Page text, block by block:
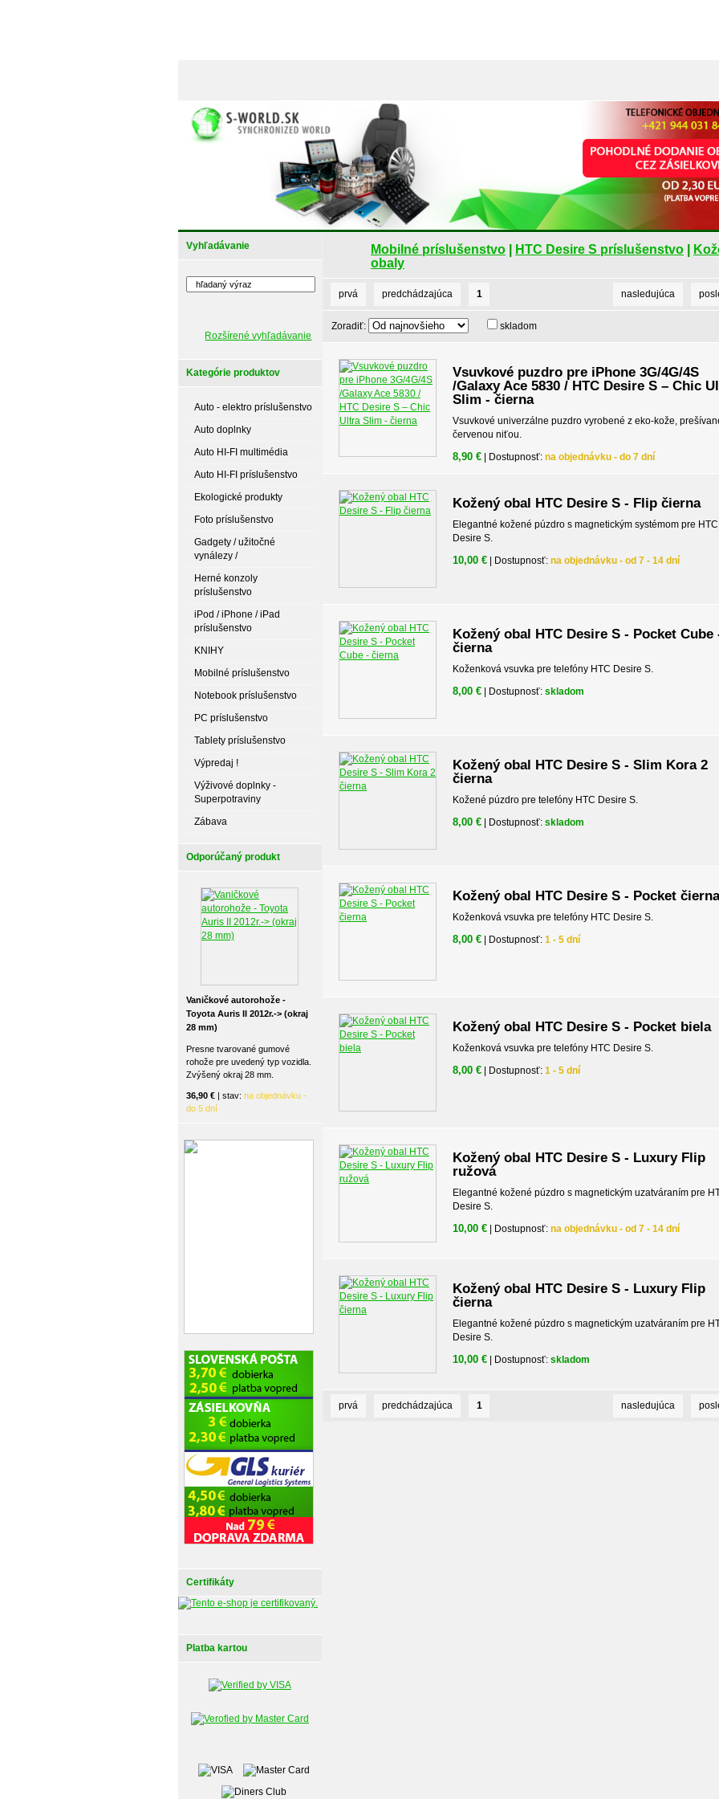
Vyhľadávanie
Rozšírené vyhľadávanie
Kategórie produktov
Auto - elektro príslušenstvo
Auto doplnky
Auto HI-FI multimédia
Auto HI-FI príslušenstvo
Ekologické produkty
Foto príslušenstvo
Gadgety / užitočné
vynálezy /
Herné konzoly
príslušenstvo
iPod / iPhone / iPad
príslušenstvo
KNIHY
Mobilné príslušenstvo
Notebook príslušenstvo
PC príslušenstvo
Tablety príslušenstvo
Výpredaj !
Výživové doplnky -
Superpotraviny
Zábava
Odporúčaný produkt
Vaničkové autorohože -
Toyota Auris II 2012r.-> (okraj
28 mm)
Presne tvarované gumové
rohože pre uvedený typ vozidla.
Zvýšený okraj 28 mm.
36,90 € | stav: na objednávku -
do 5 dní
Certifikáty
Platba kartou
Mobilné príslušenstvo HTC Desire S príslušenstvo
obaly
prvá predchádzajúca 1 nasledujúca
Zoradiť: skladom
Vsuvkové puzdro pre iPhone 3G/4G/4S
/Galaxy Ace 5830 / HTC Desire S – Chic
Slim - čierna
Vsuvkové univerzálne puzdro vyrobené z eko-kože,
červenou niťou.
8,90 € | Dostupnosť: na objednávku - do 7 dní
Kožený obal HTC Desire S - Flip čierna
Elegantné kožené púzdro s magnetickým systémom pre HTC
Desire S.
10,00 € | Dostupnosť: na objednávku - od 7 - 14 dní
Kožený obal HTC Desire S - Pocket Cube
čierna
Koženková vsuvka pre telefóny HTC Desire S.
8,00 € | Dostupnosť: skladom
Kožený obal HTC Desire S - Slim Kora 2
čierna
Kožené púzdro pre telefóny HTC Desire S.
8,00 € | Dostupnosť: skladom
Kožený obal HTC Desire S - Pocket čierna
Koženková vsuvka pre telefóny HTC Desire S.
8,00 € | Dostupnosť: 1 - 5 dní
Kožený obal HTC Desire S - Pocket biela
Koženková vsuvka pre telefóny HTC Desire S.
8,00 € | Dostupnosť: 1 - 5 dní
Kožený obal HTC Desire S - Luxury Flip
ružová
Elegantné kožené púzdro s magnetickým uzatváraním pre
Desire S.
10,00 € | Dostupnosť: na objednávku - od 7 - 14 dní
Kožený obal HTC Desire S - Luxury Flip
čierna
Elegantné kožené púzdro s magnetickým uzatváraním pre
Desire S.
10,00 € | Dostupnosť: skladom
prvá predchádzajúca 1 nasledujúca